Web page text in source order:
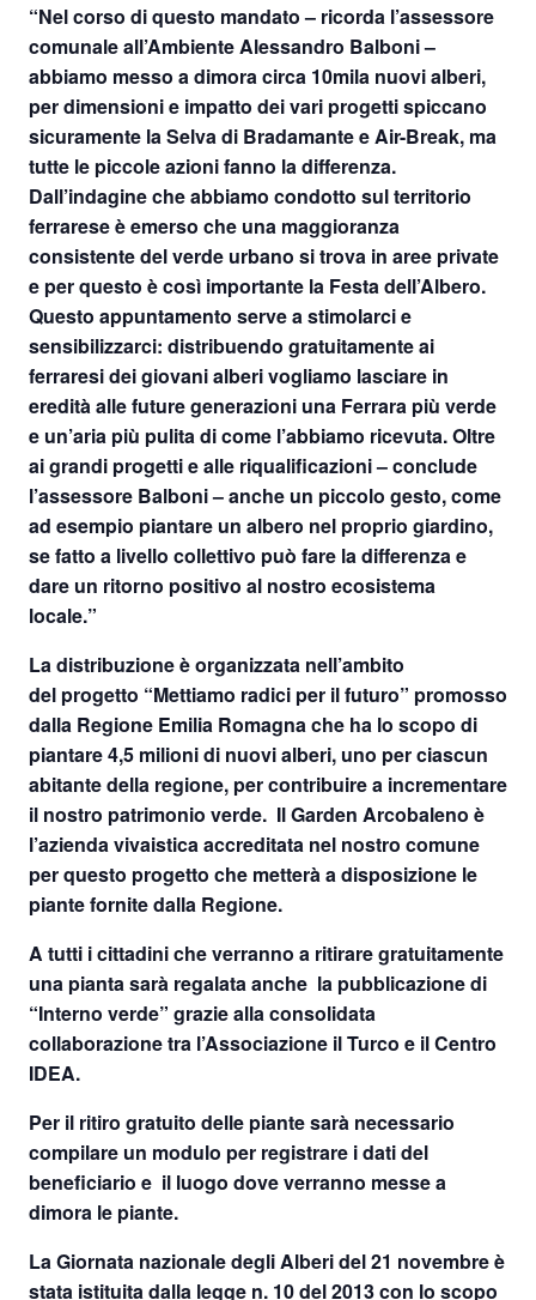
“Nel corso di questo mandato – ricorda l’assessore
comunale all’Ambiente Alessandro Balboni –
abbiamo messo a dimora circa 10mila nuovi alberi,
per dimensioni e impatto dei vari progetti spiccano
sicuramente la Selva di Bradamante e Air-Break, ma
tutte le piccole azioni fanno la differenza.
Dall’indagine che abbiamo condotto sul territorio
ferrarese è emerso che una maggioranza
consistente del verde urbano si trova in aree private
e per questo è così importante la Festa dell’Albero.
Questo appuntamento serve a stimolarci e
sensibilizzarci: distribuendo gratuitamente ai
ferraresi dei giovani alberi vogliamo lasciare in
eredità alle future generazioni una Ferrara più verde
e un’aria più pulita di come l’abbiamo ricevuta. Oltre
ai grandi progetti e alle riqualificazioni – conclude
l’assessore Balboni – anche un piccolo gesto, come
ad esempio piantare un albero nel proprio giardino,
se fatto a livello collettivo può fare la differenza e
dare un ritorno positivo al nostro ecosistema
locale.”
La distribuzione è organizzata nell’ambito
del progetto “Mettiamo radici per il futuro” promosso
dalla Regione Emilia Romagna che ha lo scopo di
piantare 4,5 milioni di nuovi alberi, uno per ciascun
abitante della regione, per contribuire a incrementare
il nostro patrimonio verde. Il Garden Arcobaleno è
l’azienda vivaistica accreditata nel nostro comune
per questo progetto che metterà a disposizione le
piante fornite dalla Regione.
A tutti i cittadini che verranno a ritirare gratuitamente
una piantasarà regalata anche la pubblicazione di
“Interno verde” grazie alla consolidata
collaborazione tra l’Associazione il Turco e il Centro
IDEA.
Per il ritiro gratuito delle piante sarà necessario
compilare un modulo per registrare i dati del
beneficiario e il luogo dove verranno messe a
dimora le piante.
LaGiornata nazionale degli Alberidel21 novembreè
stata istituita dalla legge n. 10 del 2013 con lo scopo